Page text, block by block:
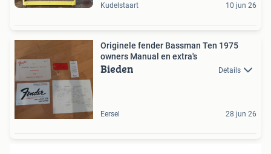
Kudelstaart 10 jun 26
Originele fender Bassman Ten 1975
owners Manual en extra's
Bieden Details
Eersel 28 jun 26